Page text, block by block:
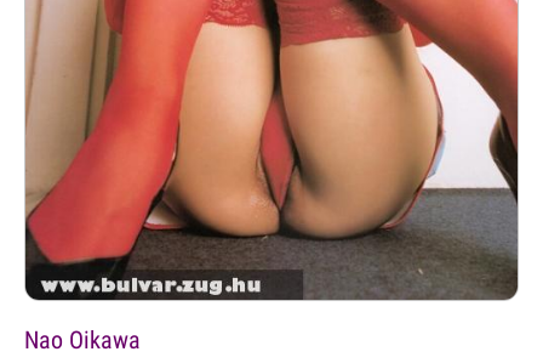
Nao Oikawa